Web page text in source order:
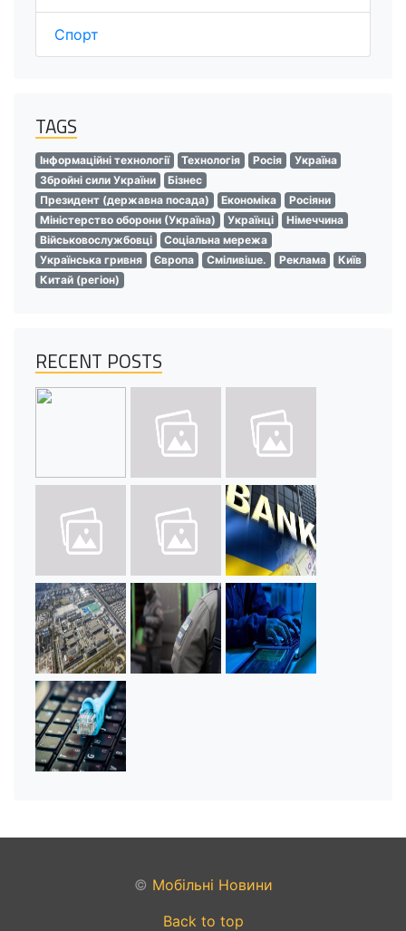
Спорт
TAGS
Інформаційні технології Технологія Росія
Україна
Збройні сили України
Бізнес
Президент (державна посада)
Економіка
Росіяни
Міністерство оборони (Україна)
Українці
Німеччина
Військовослужбовці
Соціальна мережа
Українська гривня
Європа Сміливіше. Реклама
Київ
Китай (регіон)
RECENT POSTS
© Мобільні Новини
Back to top